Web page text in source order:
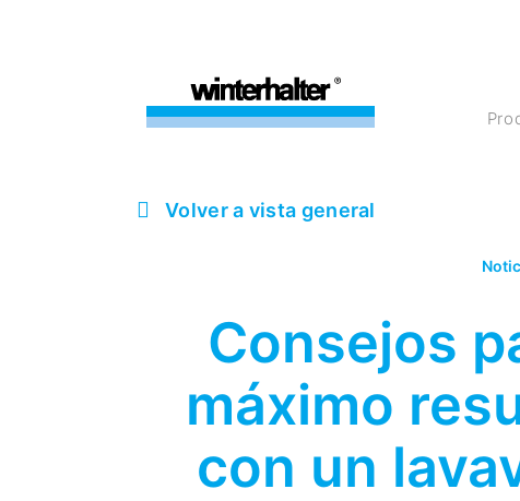
Volver a vista general
Consejos
máximo
con un